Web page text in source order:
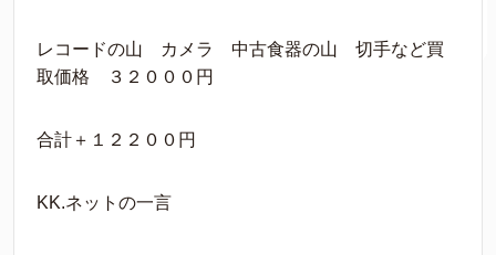
レコードの山 カメラ 中古食器の山 切手など買
取価格 ３２０００円
合計＋１２２００円
KK.ネットの一言